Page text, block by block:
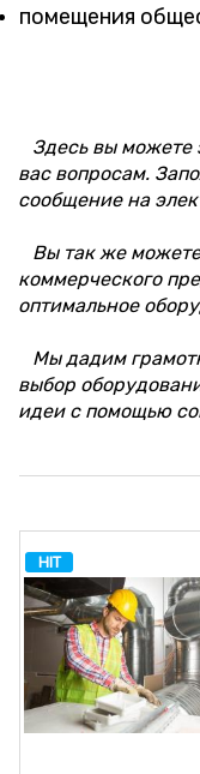
помещения
Здесь вы можете
вас вопросам.
сообщение на
Вы так же можете
коммерческого
оптимальное
Мы дадим
выбор
идеи с помощью
HIT